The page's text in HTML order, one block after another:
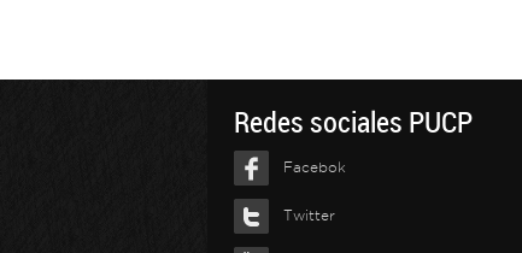
Redes sociales PUCP
Facebok
Twitter